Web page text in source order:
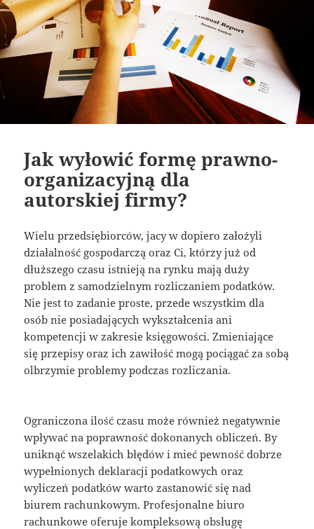
Jak wyłowić formę prawno-
organizacyjną dla
autorskiej firmy?
Wielu przedsiębiorców, jacy w dopiero założyli
działalność gospodarczą oraz Ci, którzy już od
dłuższego czasu istnieją na rynku mają duży
problem z samodzielnym rozliczaniem podatków.
Nie jest to zadanie proste, przede wszystkim dla
osób nie posiadających wykształcenia ani
kompetencji w zakresie księgowości. Zmieniające
się przepisy oraz ich zawiłość mogą pociągać za sobą
olbrzymie problemy podczas rozliczania.
Ograniczona ilość czasu może również negatywnie
wpływać na poprawność dokonanych obliczeń. By
uniknąć wszelakich błędów i mieć pewność dobrze
wypełnionych deklaracji podatkowych oraz
wyliczeń podatków warto zastanowić się nad
biurem rachunkowym. Profesjonalne biuro
rachunkowe oferuje kompleksową obsługę